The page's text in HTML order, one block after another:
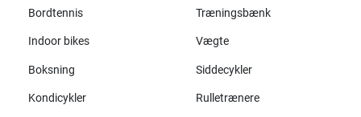
Bordtennis Træningsbænk
Indoor bikes Vægte
Boksning Siddecykler
Kondicykler Rulletrænere